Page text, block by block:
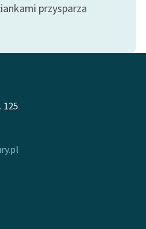
przysparza
125